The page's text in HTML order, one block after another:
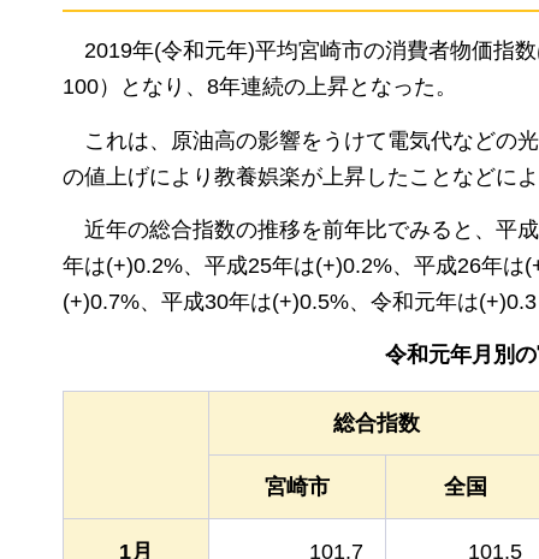
2019年(令和元年)平均宮崎市の消費者物価指
100）となり、8年連続の上昇となった。
これは、原油高の影響をうけて電気代などの
の値上げにより教養娯楽が上昇したことなどに
近年の総合指数の推移を前年比でみると、平
年は(+)0.2%、平成25年は(+)0.2%、平成26年
(+)0.7%、平成30年は(+)0.5%、令和元年は
令和元年月別
総合指数
宮崎市 全国
1月 101.7 101.5